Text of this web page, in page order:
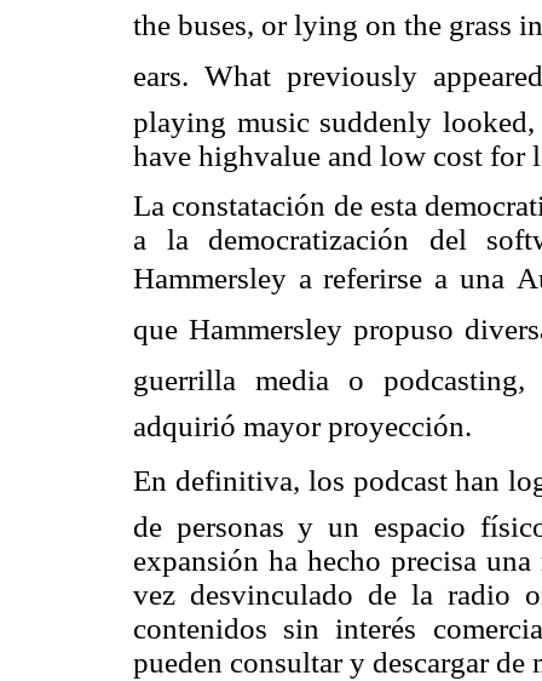
the buses, or lying on the grass
ears. What previously
playing music suddenly
have highvalue and low cost for
La constatación de esta
a la democratización del
Hammersley a referirse a una
que Hammersley propuso
guerrilla media o podcasting
adquirió mayor proyección.
En definitiva, los podcast han
de personas y un espacio
expansión ha hecho precisa
vez desvinculado de la radio
contenidos sin interés
pueden consultar y descargar